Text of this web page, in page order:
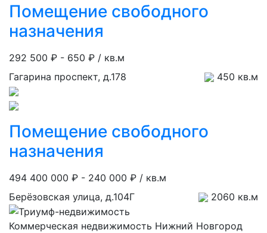
Помещение свободного
назначения
292 500 ₽ - 650 ₽ / кв.м
Гагарина проспект, д.178
450 кв.м
Помещение свободного
назначения
494 400 000 ₽ - 240 000 ₽ / кв.м
Берёзовская улица, д.104Г
2060 кв.м
Коммерческая недвижимость Нижний Новгород